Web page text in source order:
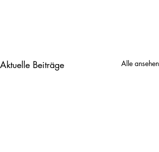
Aktuelle Beiträge Alle ansehen